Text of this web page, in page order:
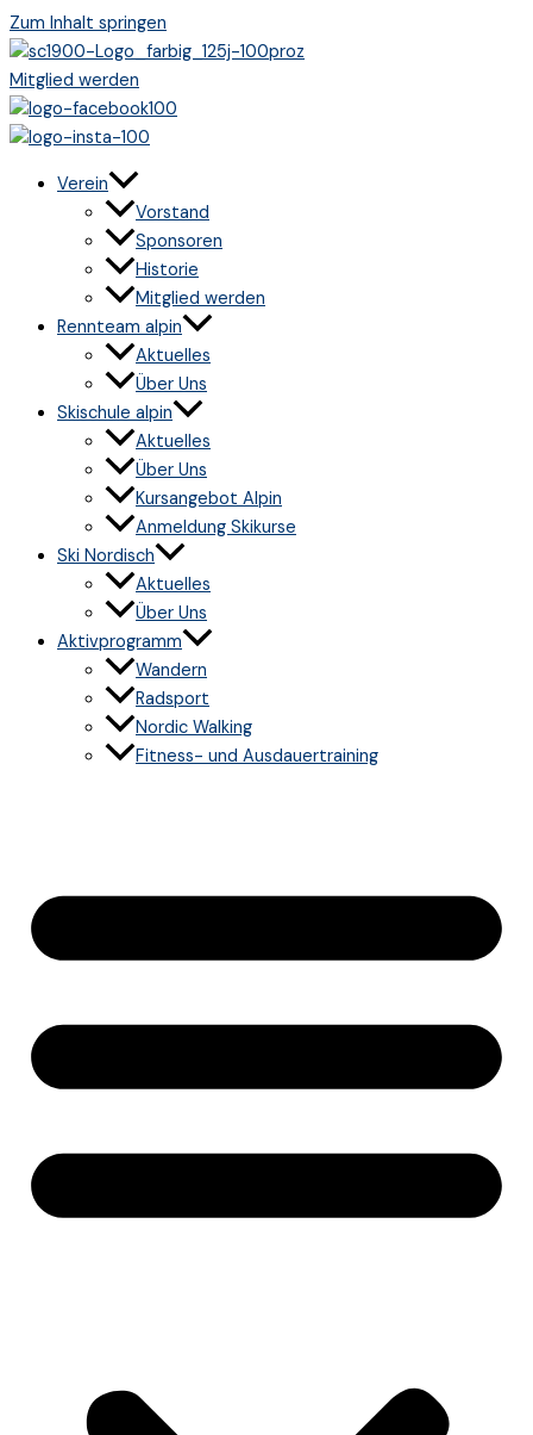
Zum Inhalt springen
Mitglied werden
Verein
Vorstand
Sponsoren
Historie
Mitglied werden
Rennteam alpin
Aktuelles
Über Uns
Skischule alpin
Aktuelles
Über Uns
Kursangebot Alpin
Anmeldung Skikurse
Ski Nordisch
Aktuelles
Über Uns
Aktivprogramm
Wandern
Radsport
Nordic Walking
Fitness- und Ausdauertraining